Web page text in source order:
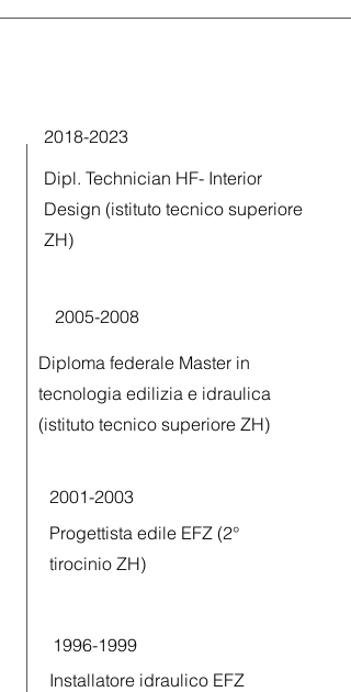
2018-2023
Dipl. Technician HF- Interior
Design (istituto tecnico superiore
ZH)
2005-2008
Diploma federale Master in
tecnologia edilizia e idraulica
(istituto tecnico superiore ZH)
2001-2003
Progettista edile EFZ (2°
tirocinio ZH)
1996-1999
Installatore idraulico EFZ